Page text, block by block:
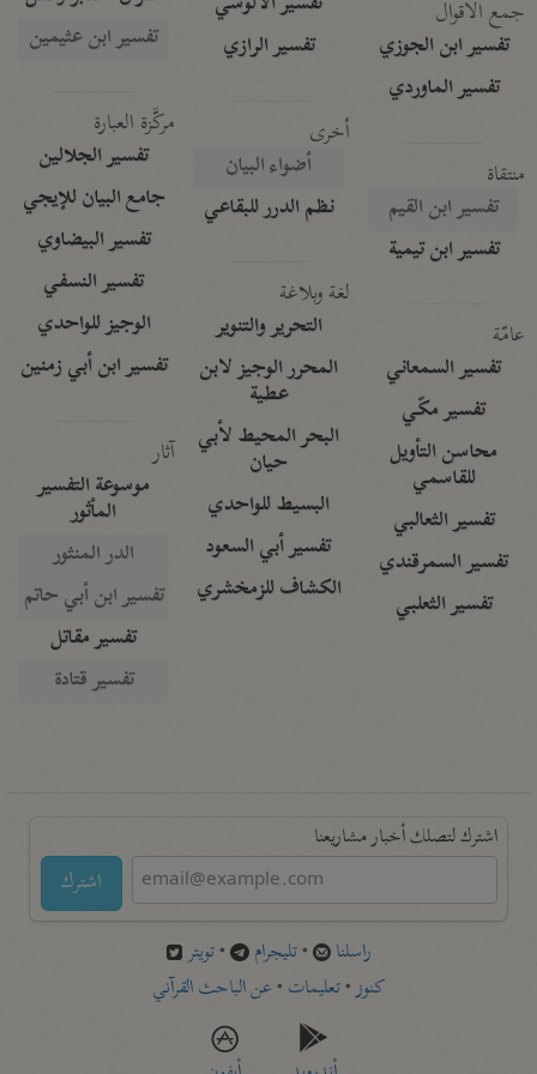
جمع الأقوال
تفسير ابن الجوزي
تفسير الماوردي
منتقاة
تفسير ابن القيم
تفسير ابن تيمية
عامّة
تفسير السمعاني
تفسير مكّي
محاسن التأويل
للقاسمي
تفسير الثعالبي
تفسير السمرقندي
تفسير الثعلبي
تفسير الرازي
أخرى
أضواء البيان
نظم الدرر للبقاعي
لغة وبلاغة
التحرير والتنوير
المحرر الوجيز لابن
عطية
البحر المحيط لأبي
حيان
البسيط للواحدي
تفسير أبي السعود
الكشاف للزمخشري
تفسير ابن عثيمين
مركَّزة العبارة
تفسير الجلالين
جامع البيان للإيجي
تفسير البيضاوي
تفسير النسفي
الوجيز للواحدي
تفسير ابن أبي زمنين
آثار
موسوعة التفسير
المأثور
الدر المنثور
تفسير ابن أبي حاتم
تفسير مقاتل
تفسير قتادة
اشترك لتصلك أخبار مشاريعنا
اشترك
راسلنا •تليجرام •تويتر
كنوز•تعليمات •عن الباحث القرآني